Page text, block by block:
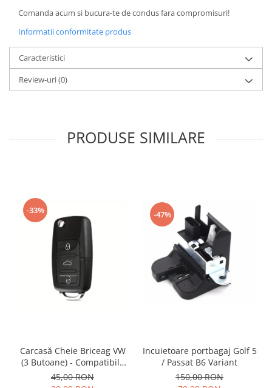
Comanda acum si bucura-te de condus fara compromisuri!
Informatii conformitate produs
Caracteristici
Review-uri(0)
PRODUSE SIMILARE
-33%
Carcasă Cheie Briceag VW
(3 Butoane) - Compatibilă
Golf 5, Jetta, Touran etc
45,00 RON
-47%
Incuietoare portbagaj Golf 5
/ Passat B6 Variant
150,00 RON